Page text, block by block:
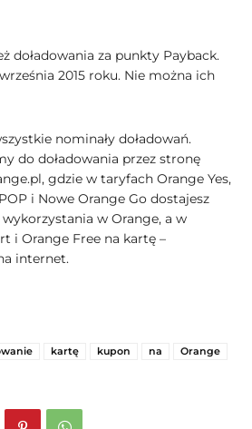
doładowania za punkty Payback.
2015 roku. Nie można ich
nominały doładowań.
do doładowania przez stronę
gdzie w taryfach Orange Yes,
i Nowe Orange Go dostajesz
wykorzystania w Orange, a w
i Orange Free na kartę –
internet.
kartę kupon na
Orange